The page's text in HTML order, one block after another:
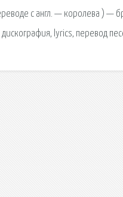
с англ. — королева ) —
lyrics, перевод